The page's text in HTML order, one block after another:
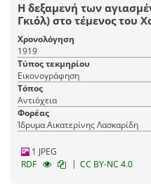
Η δεξαμενή των
Γκιόλ) στο τέμενος του
Έδεσσας (σημερινή
την παράδοση ο Νιμρώδ
φωτιά.
Χρονολόγηση
1919
Τύπος τεκμηρίου
Εικονογράφηση
Τόπος
Αντιόχεια
Φορέας
Ίδρυμα Αικατερίνης Λασκαρίδη
1 JPEG
RDF
| CC BY-NC 4.0